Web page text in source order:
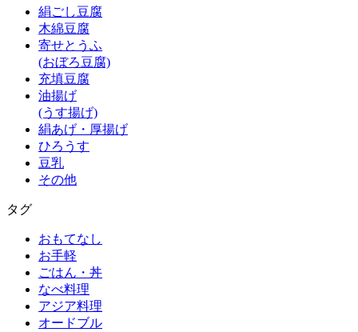
絹ごし豆腐
木綿豆腐
寄せとうふ
(おぼろ豆腐)
充填豆腐
油揚げ
(うす揚げ)
絹あげ・厚揚げ
ひろうす
豆乳
その他
タグ
おもてなし
お手軽
ごはん・丼
なべ料理
アジア料理
オードブル